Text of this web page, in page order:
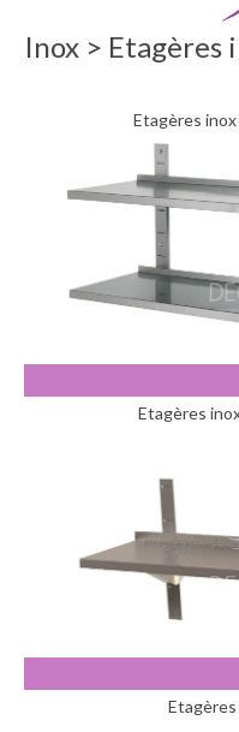
Inox > Etagères
Etagères
Etagères